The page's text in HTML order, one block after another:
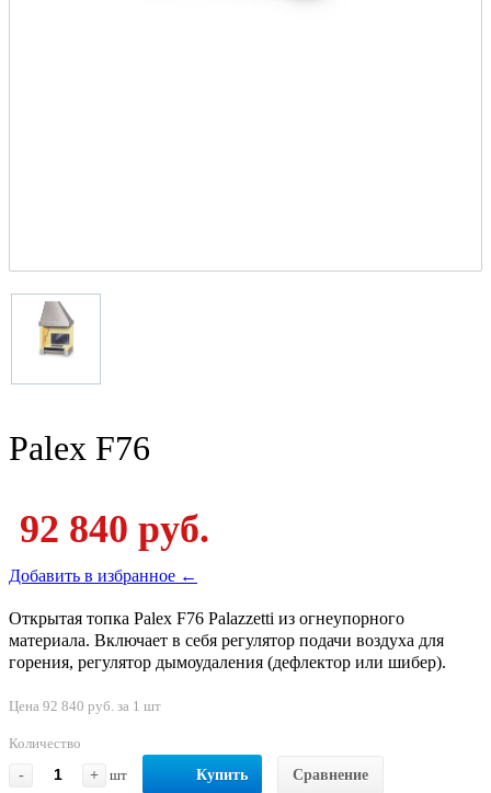
Palex F76
92 840 руб.
Добавить в избранное ←
Открытая топка Palex F76 Palazzetti из огнеупорного
материала. Включает в себя регулятор подачи воздуха для
горения, регулятор дымоудаления (дефлектор или шибер).
Цена 92 840 руб. за 1 шт
Количество
-
+ шт Купить Сравнение